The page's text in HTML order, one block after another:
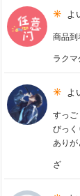
よ
商品
ラク
よ
すっ
びっ
ありが
ざ